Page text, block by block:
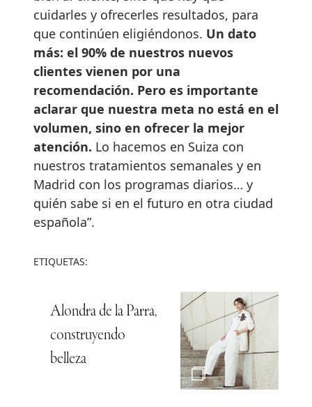
cuidarles y ofrecerles resultados, para
que continúen eligiéndonos. Un dato
más: el 90% de nuestros nuevos
clientes vienen por una
recomendación. Pero es importante
aclarar que nuestra meta no está en el
volumen, sino en ofrecer la mejor
atención. Lo hacemos en Suiza con
nuestros tratamientos semanales y en
Madrid con los programas diarios… y
quién sabe si en el futuro en otra ciudad
española”.
ETIQUETAS:
Alondra de la Parra,
construyendo
belleza